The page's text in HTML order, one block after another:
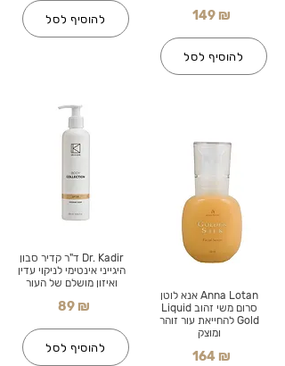
להוסיף לסל
Dr. Kadir ד"ר קדיר סבון
היגייני אינטימי לניקוי עדין
ואיזון מושלם של העור
89 ₪
להוסיף לסל
149 ₪
להוסיף לסל
Anna Lotan אנא לוטן
סרום משי זהוב Liquid
Gold להחייאת עור זוהר
ומוצק
164 ₪